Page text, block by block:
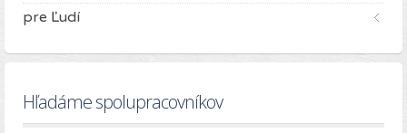
pre Ľudí
Hľadáme spolupracovníkov